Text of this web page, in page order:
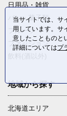
日用品・雑貨
パン・菓子類
フルーツ
ファッション
地域から探す
北海道エリア
当サイトでは、サ
用しています。サ
意したことものと
詳細についてはプ